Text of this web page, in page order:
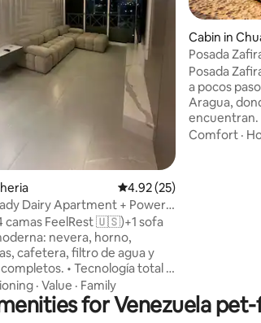
153 reviews 4.92 out of 5 average
4.92 (25)
Dairy Apartment + Power
camas FeelRest 🇺🇸)+1 sofa
nevera, horno,
cafetera, filtro de agua y
• Tecnología total -
220V - Sistema
de agua (backup propio) 💧 -
• Grifos inteligentes •
· Value · Family
Cabin in
Posada
Posada
a pocos
Aragua,
encuentran.
Comfort ·
for Venezuela